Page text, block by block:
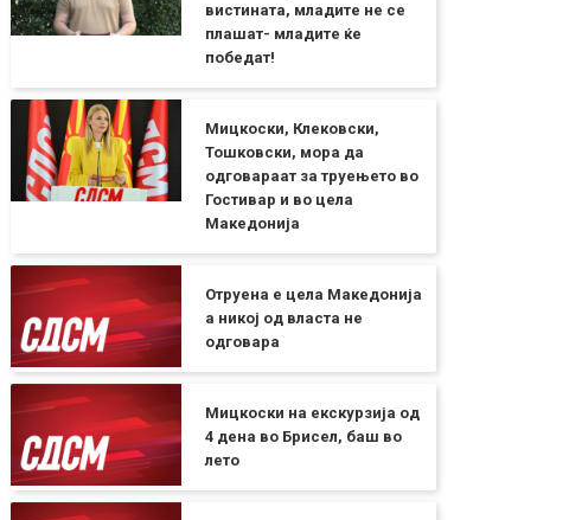
вистината, младите не се
плашат- младите ќе
победат!
Мицкоски, Клековски,
Тошковски, мора да
одговараат за труењето во
Гостивар и во цела
Македонија
Отруена е цела Македонија
а никој од власта не
одговара
Мицкоски на екскурзија од
4 дена во Брисел, баш во
лето